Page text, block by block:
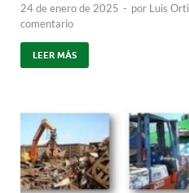
24 de enero de 2025 - por Luis
comentario
LEER MÁS